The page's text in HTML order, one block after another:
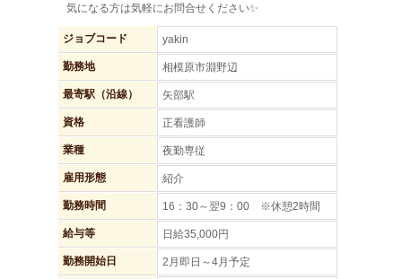
気になる方は気軽にお問合せください✨
ジョブコード yakin
勤務地 相模原市淵野辺
最寄駅（沿線） 矢部駅
資格 正看護師
業種 夜勤専従
雇用形態 紹介
勤務時間 16：30～翌9：00 ※休憩2時間
給与等 日給35,000円
勤務開始日 2月即日～4月予定